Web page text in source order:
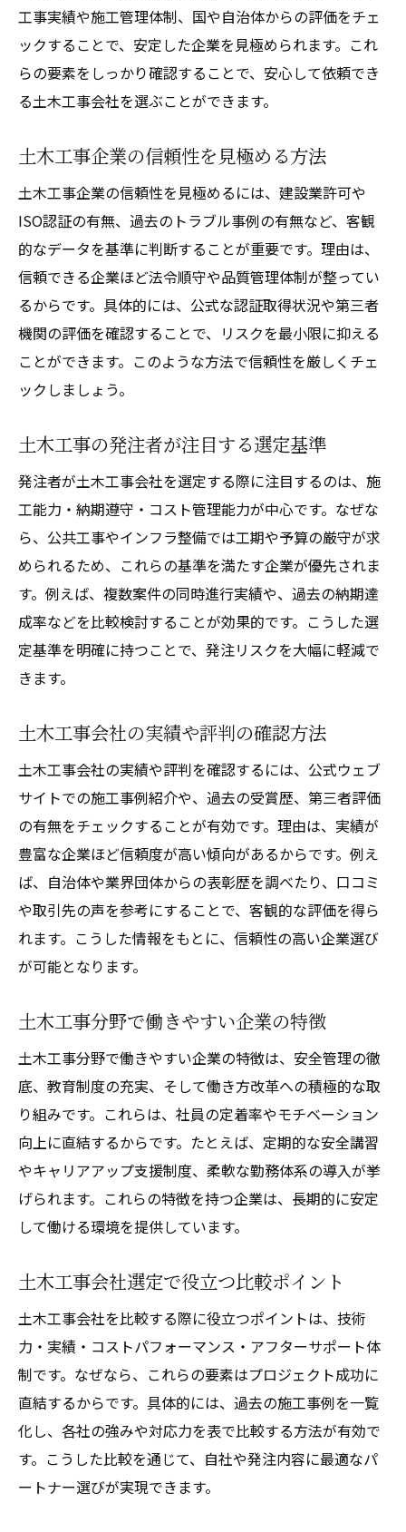
工事実績や施工管理体制、国や自治体からの評価をチェ
ックすることで、安定した企業を見極められます。これ
らの要素をしっかり確認することで、安心して依頼でき
る土木工事会社を選ぶことができます。
土木工事企業の信頼性を見極める方法
土木工事企業の信頼性を見極めるには、建設業許可や
ISO認証の有無、過去のトラブル事例の有無など、客観
的なデータを基準に判断することが重要です。理由は、
信頼できる企業ほど法令順守や品質管理体制が整ってい
るからです。具体的には、公式な認証取得状況や第三者
機関の評価を確認することで、リスクを最小限に抑える
ことができます。このような方法で信頼性を厳しくチェ
ックしましょう。
土木工事の発注者が注目する選定基準
発注者が土木工事会社を選定する際に注目するのは、施
工能力・納期遵守・コスト管理能力が中心です。なぜな
ら、公共工事やインフラ整備では工期や予算の厳守が求
められるため、これらの基準を満たす企業が優先されま
す。例えば、複数案件の同時進行実績や、過去の納期達
成率などを比較検討することが効果的です。こうした選
定基準を明確に持つことで、発注リスクを大幅に軽減で
きます。
土木工事会社の実績や評判の確認方法
土木工事会社の実績や評判を確認するには、公式ウェブ
サイトでの施工事例紹介や、過去の受賞歴、第三者評価
の有無をチェックすることが有効です。理由は、実績が
豊富な企業ほど信頼度が高い傾向があるからです。例え
ば、自治体や業界団体からの表彰歴を調べたり、口コミ
や取引先の声を参考にすることで、客観的な評価を得ら
れます。こうした情報をもとに、信頼性の高い企業選び
が可能となります。
土木工事分野で働きやすい企業の特徴
土木工事分野で働きやすい企業の特徴は、安全管理の徹
底、教育制度の充実、そして働き方改革への積極的な取
り組みです。これらは、社員の定着率やモチベーション
向上に直結するからです。たとえば、定期的な安全講習
やキャリアアップ支援制度、柔軟な勤務体系の導入が挙
げられます。これらの特徴を持つ企業は、長期的に安定
して働ける環境を提供しています。
土木工事会社選定で役立つ比較ポイント
土木工事会社を比較する際に役立つポイントは、技術
力・実績・コストパフォーマンス・アフターサポート体
制です。なぜなら、これらの要素はプロジェクト成功に
直結するからです。具体的には、過去の施工事例を一覧
化し、各社の強みや対応力を表で比較する方法が有効で
す。こうした比較を通じて、自社や発注内容に最適なパ
ートナー選びが実現できます。